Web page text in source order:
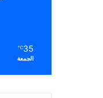
35
℃
الجمعة